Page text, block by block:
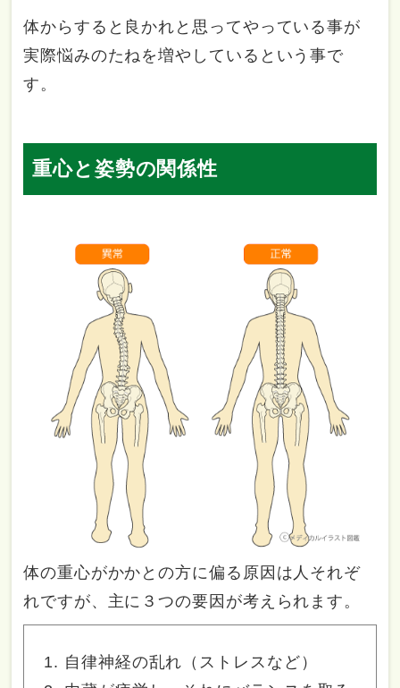
体からすると良かれと思ってやっている事が
実際悩みのたねを増やしているという事で
す。
重心と姿勢の関係性
体の重心がかかとの方に偏る原因は人それぞ
れですが、主に３つの要因が考えられます。
自律神経の乱れ（ストレスなど）